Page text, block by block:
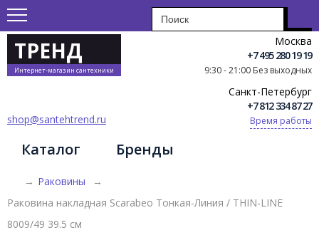
ТРЕНД
Интернет-магазин сантехники
Москва
+7 495 280 19 19
9:30 - 21:00 Без выходных
Санкт-Петербург
+7 812 334 87 27
Время работы
shop@santehtrend.ru
Каталог Бренды
→ Раковины
→
Раковина накладная Scarabeo Тонкая-Линия / THIN-LINE
8009/49 39.5 см